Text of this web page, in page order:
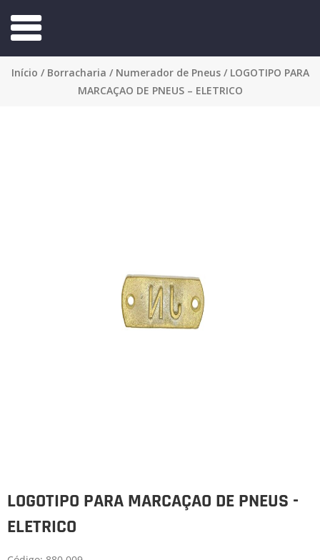
Início / Borracharia / Numerador de Pneus/ LOGOTIPO PARA
MARCAÇAO DE PNEUS – ELETRICO
LOGOTIPO PARA MARCAÇAO DE PNEUS -
ELETRICO